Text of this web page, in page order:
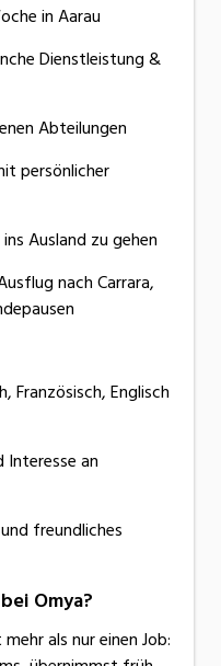
in Aarau
Dienstleistung &
Abteilungen
persönlicher
Ausland zu gehen
nach Carrara,
Französisch, Englisch
an
freundliches
Omya?
als nur einen Job: